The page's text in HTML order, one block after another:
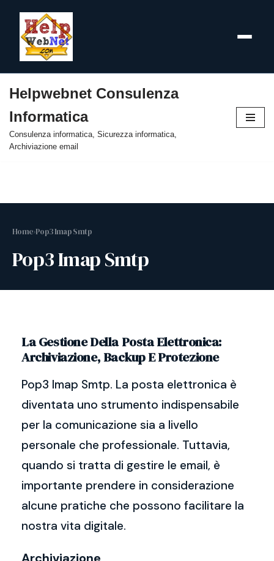
al
contenuto
Helpwebnet Consulenza
Informatica
Consulenza informatica, Sicurezza informatica,
Archiviazione email
Home›Pop3 Imap Smtp
Pop3 Imap Smtp
La Gestione Della Posta Elettronica:
Archiviazione, Backup E Protezione
Pop3 Imap Smtp. La posta elettronica è
diventata uno strumento indispensabile
per la comunicazione sia a livello
personale che professionale. Tuttavia,
quando si tratta di gestire le email, è
importante prendere in considerazione
alcune pratiche che possono facilitare la
nostra vita digitale.